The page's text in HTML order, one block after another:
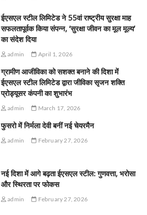
ईएसएल स्टील लिमिटेड ने 55वां राष्ट्रीय सुरक्षा माह
सफलतापूर्वक किया संपन्न, ‘सुरक्षा जीवन का मूल मूल्य’
का संदेश दिया
admin April 1, 2026
ग्रामीण आजीविका को सशक्त बनाने की दिशा में
ईएसएल स्टील लिमिटेड द्वारा जीविका सृजन शक्ति
प्रोड्यूसर कंपनी का शुभारंभ
admin March 17, 2026
फुसरो में निर्मला देवी बनीं नई चेयरमैन
admin February 27, 2026
नई दिशा में आगे बढ़ता ईएसएल स्टील: गुणवत्ता, भरोसा
और स्थिरता पर फोकस
admin February 27, 2026